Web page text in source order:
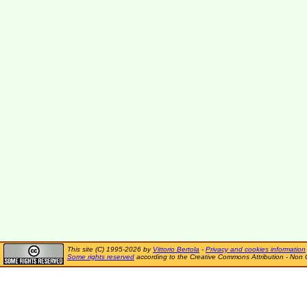
This site (C) 1995-2026 by Vittorio Bertola - Privacy and cookies information
Some rights reserved according to the Creative Commons Attribution - Non